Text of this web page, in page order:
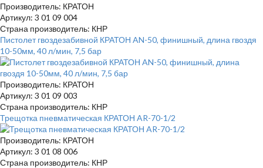
Производитель: КРАТОН
Артикул: 3 01 09 004
Страна производитель: КНР
Пистолет гвоздезабивной КРАТОН AN-50, финишный, длина гвоздя
10-50мм, 40 л/мин, 7,5 бар
Производитель: КРАТОН
Артикул: 3 01 09 003
Страна производитель: КНР
Трещотка пневматическая КРАТОН AR-70-1/2
Производитель: КРАТОН
Артикул: 3 01 08 006
Страна производитель: КНР